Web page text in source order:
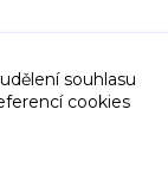
souhlasu
cookies